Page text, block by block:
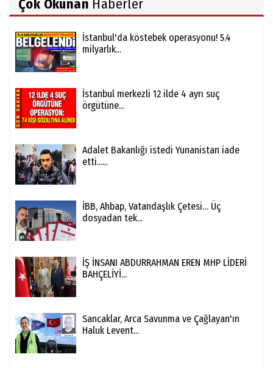
Çok Okunan Haberler
İstanbul'da köstebek operasyonu! 5.4
milyarlık...
İstanbul merkezli 12 ilde 4 ayrı suç
örgütüne...
Adalet Bakanlığı istedi Yunanistan iade
etti......
İBB, Ahbap, Vatandaşlık Çetesi… Üç
dosyadan tek...
İŞ İNSANI ABDURRAHMAN EREN MHP LİDERİ
BAHÇELİYİ...
Sancaklar, Arca Savunma ve Çağlayan'ın
Haluk Levent...